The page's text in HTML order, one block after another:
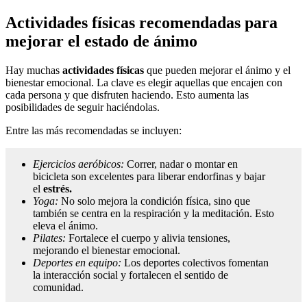
Actividades físicas recomendadas para
mejorar el estado de ánimo
Hay muchas actividades físicas que pueden mejorar el ánimo y el
bienestar emocional. La clave es elegir aquellas que encajen con
cada persona y que disfruten haciendo. Esto aumenta las
posibilidades de seguir haciéndolas.
Entre las más recomendadas se incluyen:
Ejercicios aeróbicos: Correr, nadar o montar en
bicicleta son excelentes para liberar endorfinas y bajar
el estrés.
Yoga: No solo mejora la condición física, sino que
también se centra en la respiración y la meditación. Esto
eleva el ánimo.
Pilates: Fortalece el cuerpo y alivia tensiones,
mejorando el bienestar emocional.
Deportes en equipo: Los deportes colectivos fomentan
la interacción social y fortalecen el sentido de
comunidad.